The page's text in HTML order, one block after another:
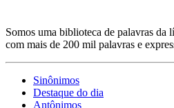
Somos uma biblioteca de palavras da
com mais de 200 mil palavras e
Sinônimos
Destaque do dia
Antônimos